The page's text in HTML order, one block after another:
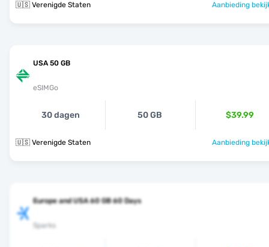
🇺🇸 Verenigde Staten Aanbieding
USA 50 GB
eSIMGo
30 dagen 50 GB $39.99
🇺🇸 Verenigde Staten Aanbieding
Europe and USA 60 GB 60 Days
Sparks